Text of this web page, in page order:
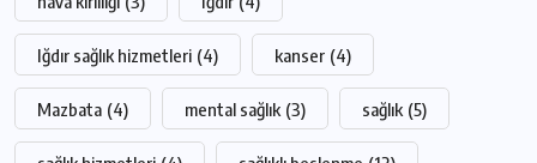
Iğdır sağlık hizmetleri (4) kanser (4)
Mazbata (4) mental sağlık (3) sağlık (5)